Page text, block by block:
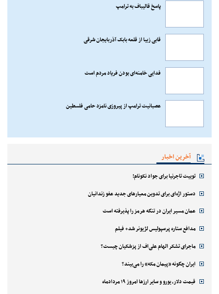
پاسخ قالیباف به ترامپ
قابی زیبا از قلعه بابک آذربایجان شرقی
فدایی خامنه‌ای بودن فریاد مردم است
عصبانیت ترامپ از پیروزی نامزد حامی فلسطین
آخرین اخبار
توییت تاجرنیا برای جواد نکونام!
دستور اژه‌ای برای تدوین معیارهای جدید عفو زندانیان
عمان مسیر ایران در تنگه هرمز را پذیرفته است
مدافع ستاره پرسپولیس لژیونر شد+ فیلم
ماجرای تشکر الهام علی‌اف از پزشکیان چیست؟
ایران چگونه «پیمان مکه» را می‌بیند؟
قیمت دلار، یورو و سایر ارزها امروز ۱۹ مردادماه